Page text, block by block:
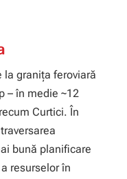
la granița feroviară
– în medie ~12
Curtici. În
bună planificare
resurselor în